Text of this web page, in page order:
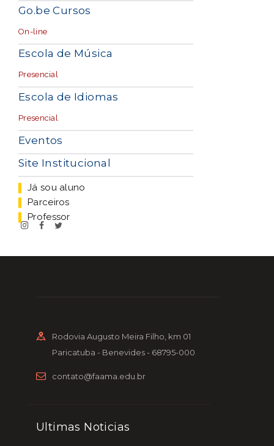
Go.be Cursos
On-line
Escola de Música
Presencial
Escola de Idiomas
Presencial
Eventos
Site Institucional
Já sou aluno
Parceiros
Professor
Rodovia Augusto Meira Filho, km 01
Paricatuba - Benevides - 68795-000
contato@faama.edu.br
Ultimas Noticias